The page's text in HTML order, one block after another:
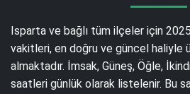
Isparta ve bağlı tüm ilçeler için 2025
vakitleri, en doğru ve güncel
almaktadır. İmsak, Güneş, Öğle,
saatleri günlük olarak listelenir. Bu